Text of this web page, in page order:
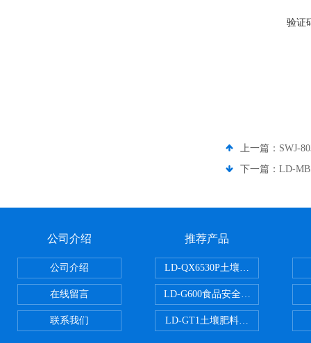
验证
上一篇： SWJ-
下一篇： LD-
公司介绍
公司介绍
在线留言
联系我们
推荐产品
LD-QX6530P土壤氧化还原电位检
LD-G600食品安全检测仪
LD-GT1土壤肥料养分检测仪